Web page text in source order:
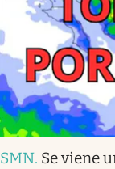
SMN. Se viene